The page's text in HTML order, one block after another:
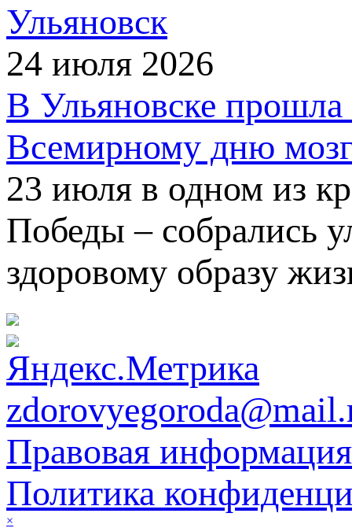
Ульяновск
24 июля 2026
В Ульяновске прошла
Всемирному дню
23 июля в одном из
Победы – собрались
здоровому образу
Правовая информация
Политика
×